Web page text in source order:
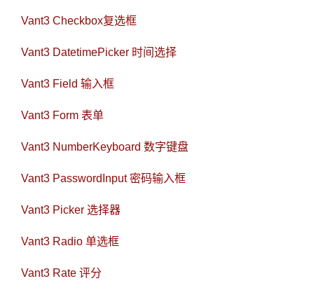
Vant3 Checkbox复选框
Vant3 DatetimePicker 时间选择
Vant3 Field 输入框
Vant3 Form 表单
Vant3 NumberKeyboard 数字键盘
Vant3 PasswordInput 密码输入框
Vant3 Picker 选择器
Vant3 Radio 单选框
Vant3 Rate 评分